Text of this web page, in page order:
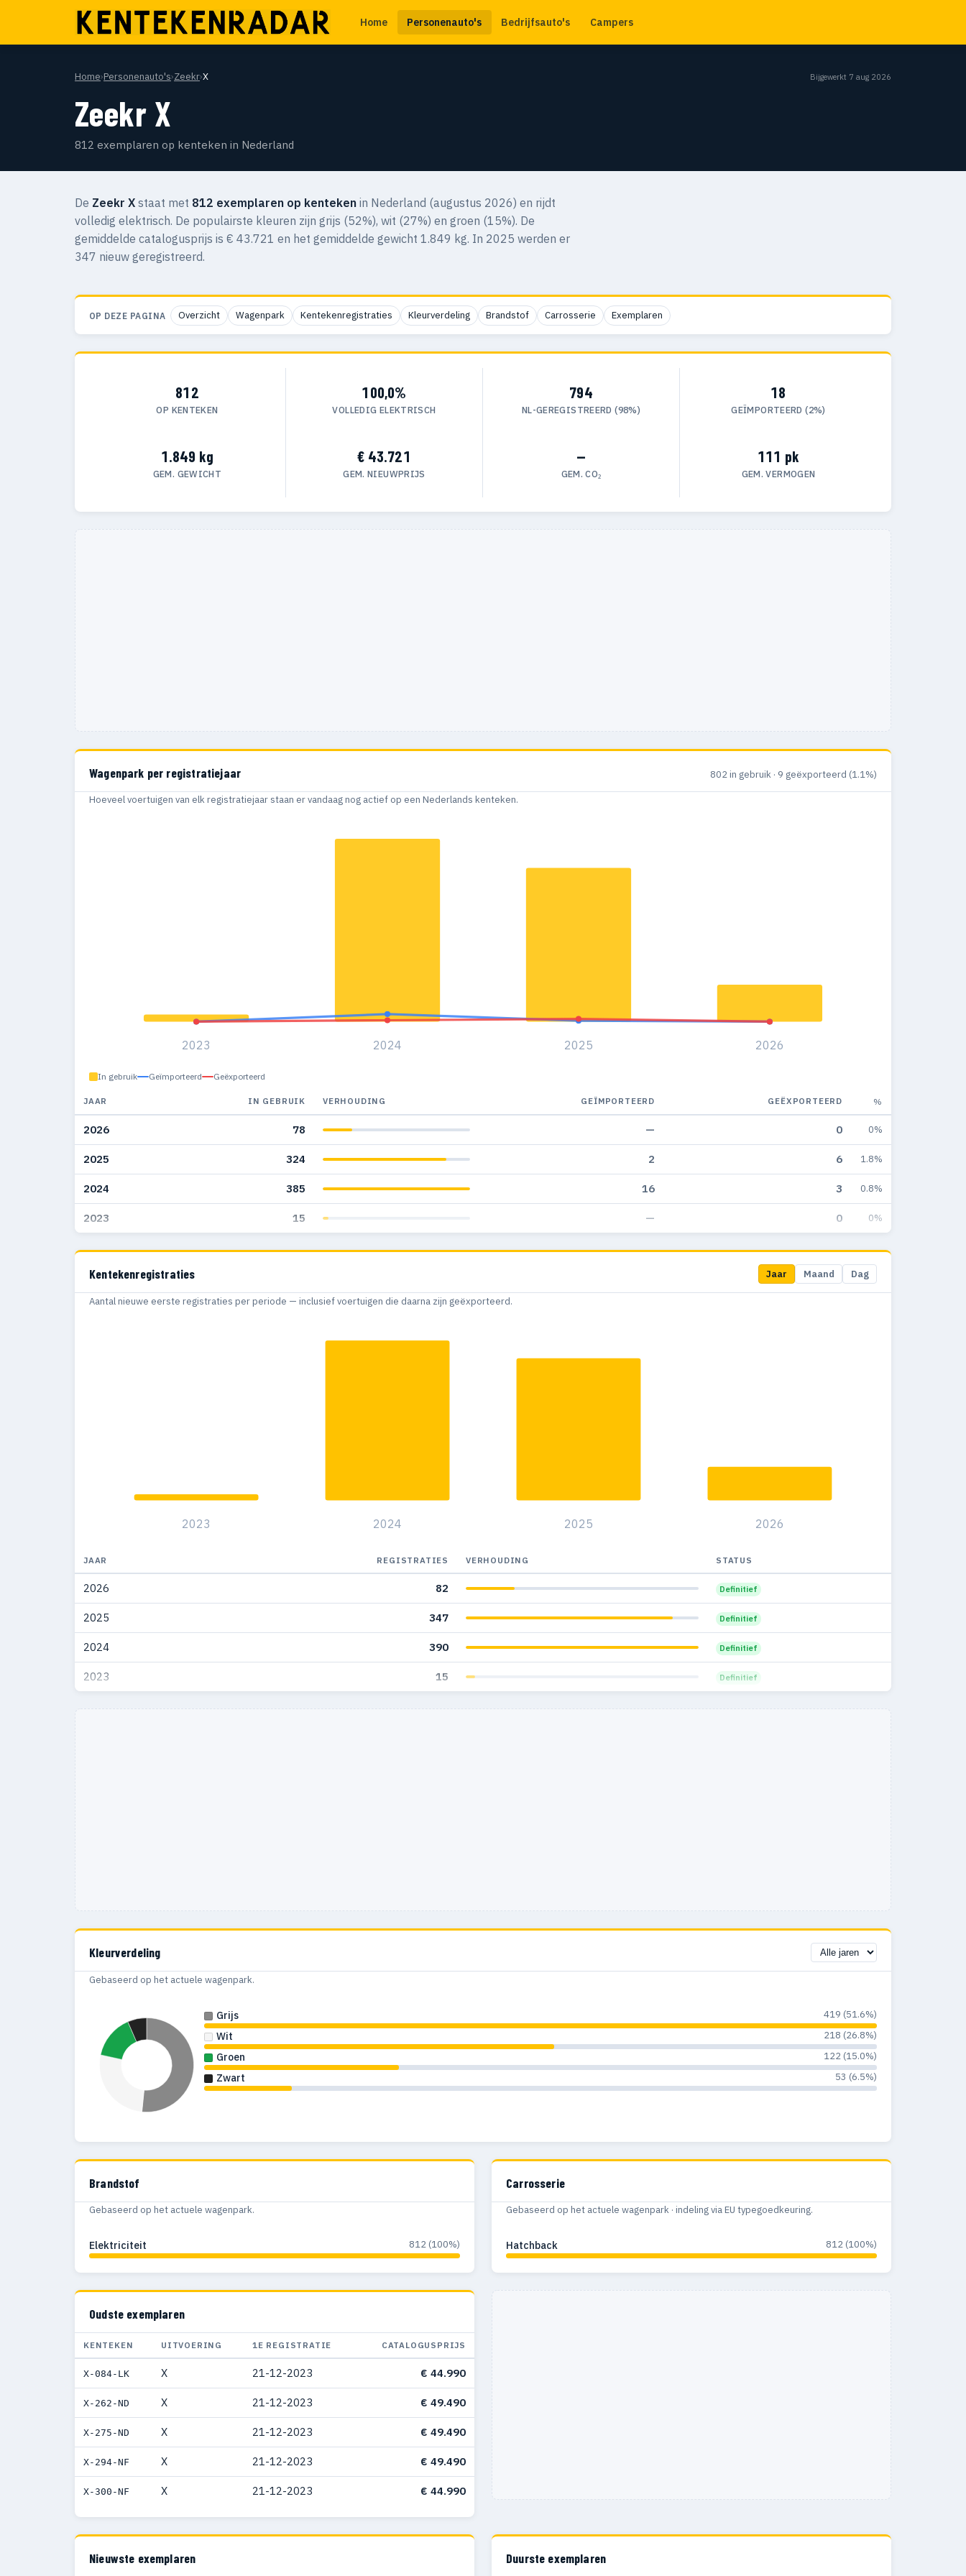
Home Personenauto's Bedrijfsauto's Campers
Home›Personenauto's›Zeekr›X Bijgewerkt 7 aug 2026
Zeekr X
812 exemplaren op kenteken in Nederland
De Zeekr X staat met 812 exemplaren op kenteken in Nederland (augustus 2026) en rijdt
volledig elektrisch. De populairste kleuren zijn grijs (52%), wit (27%) en groen (15%). De
gemiddelde catalogusprijs is € 43.721 en het gemiddelde gewicht 1.849 kg. In 2025 werden er
347 nieuw geregistreerd.
OP DEZE PAGINA Overzicht Wagenpark Kentekenregistraties Kleurverdeling Brandstof Carrosserie Exemplaren
812
OP KENTEKEN
100,0%
VOLLEDIG ELEKTRISCH
794
NL-GEREGISTREERD (98%)
18
GEÏMPORTEERD (2%)
1.849 kg
GEM. GEWICHT
€ 43.721
GEM. NIEUWPRIJS
—
GEM. CO₂
111 pk
GEM. VERMOGEN
Wagenpark per registratiejaar 802 in gebruik · 9 geëxporteerd (1.1%)
Hoeveel voertuigen van elk registratiejaar staan er vandaag nog actief op een Nederlands kenteken.
2023 2024 2025 2026
In gebruik Geïmporteerd Geëxporteerd
JAAR IN GEBRUIK VERHOUDING GEÏMPORTEERD GEËXPORTEERD %
2026 78 — 0 0%
2025 324 2 6 1.8%
2024 385 16 3 0.8%
2023 15 — 0 0%
Kentekenregistraties Jaar Maand Dag
Aantal nieuwe eerste registraties per periode — inclusief voertuigen die daarna zijn geëxporteerd.
2023 2024 2025 2026
JAAR REGISTRATIES VERHOUDING STATUS
2026 82 Definitief
2025 347 Definitief
2024 390 Definitief
2023 15 Definitief
Kleurverdeling
Gebaseerd op het actuele wagenpark.
Grijs 419 (51.6%)
Wit 218 (26.8%)
Groen 122 (15.0%)
Zwart 53 (6.5%)
Brandstof
Gebaseerd op het actuele wagenpark.
Elektriciteit 812 (100%)
Carrosserie
Gebaseerd op het actuele wagenpark · indeling via EU typegoedkeuring.
Hatchback 812 (100%)
Oudste exemplaren
KENTEKEN UITVOERING 1E REGISTRATIE CATALOGUSPRIJS
X-084-LK X 21-12-2023 € 44.990
X-262-ND X 21-12-2023 € 49.490
X-275-ND X 21-12-2023 € 49.490
X-294-NF X 21-12-2023 € 49.490
X-300-NF X 21-12-2023 € 44.990
Nieuwste exemplaren Duurste exemplaren